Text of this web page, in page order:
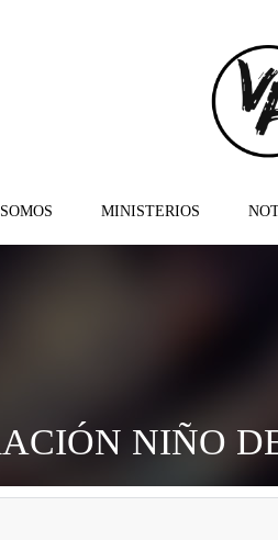
MINISTERIOS
NIÑO